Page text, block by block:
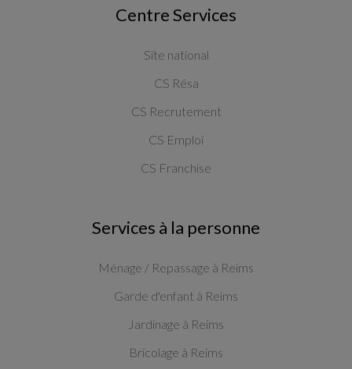
Centre Services
Site national
CS Résa
CS Recrutement
CS Emploi
CS Franchise
Services à la personne
Ménage / Repassage à Reims
Garde d'enfant à Reims
Jardinage à Reims
Bricolage à Reims